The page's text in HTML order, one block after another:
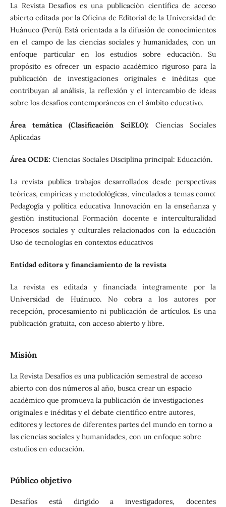
La Revista Desafíos es una publicación científica de acceso
abierto editada por la Oficina de Editorial de la Universidad de
Huánuco (Perú). Está orientada a la difusión de conocimientos
en el campo de las ciencias sociales y humanidades, con un
enfoque particular en los estudios sobre educación. Su
propósito es ofrecer un espacio académico riguroso para la
publicación de investigaciones originales e inéditas que
contribuyan al análisis, la reflexión y el intercambio de ideas
sobre los desafíos contemporáneos en el ámbito educativo.
Área temática (Clasificación SciELO): Ciencias Sociales
Aplicadas
Área OCDE: Ciencias Sociales Disciplina principal: Educación.
La revista publica trabajos desarrollados desde perspectivas
teóricas, empíricas y metodológicas, vinculados a temas como:
Pedagogía y política educativa Innovación en la enseñanza y
gestión institucional Formación docente e interculturalidad
Procesos sociales y culturales relacionados con la educación
Uso de tecnologías en contextos educativos
Entidad editora y financiamiento de la revista
La revista es editada y financiada íntegramente por la
Universidad de Huánuco. No cobra a los autores por
recepción, procesamiento ni publicación de artículos. Es una
publicación gratuita, con acceso abierto y libre.
Misión
La Revista Desafíos es una publicación semestral de acceso
abierto con dos números al año, busca crear un espacio
académico que promueva la publicación de investigaciones
originales e inéditas y el debate científico entre autores,
editores y lectores de diferentes partes del mundo en torno a
las ciencias sociales y humanidades, con un enfoque sobre
estudios en educación.
Público objetivo
Desafíos está dirigido a investigadores, docentes